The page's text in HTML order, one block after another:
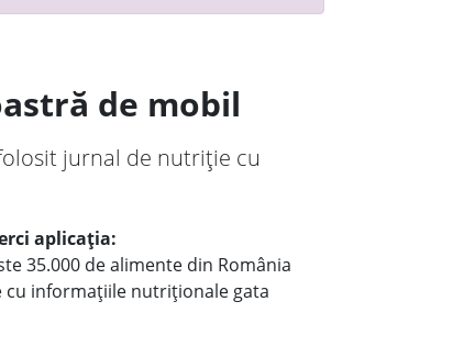
de mobil
jurnal de nutriție cu
aplicația:
35.000 de alimente din România
cu informațiile nutriționale gata